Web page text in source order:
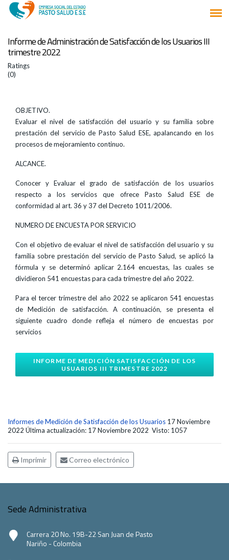
Informe de Administración de Satisfacción de los Usuarios III
trimestre 2022
Ratings
(0)
OBJETIVO.
Evaluar el nivel de satisfacción del usuario y su familia sobre
prestación del servicio de Pasto Salud ESE, apalancando en los
procesos de mejoramiento continuo.
ALCANCE.
Conocer y Evaluar el grado de satisfacción de los usuarios
respecto a los servicios que ofrece Pasto Salud ESE de
conformidad al art. 36 y 37 del Decreto 1011/2006.
NUMERO DE ENCUESTA POR SERVICIO
Con el objetivo de evaluar el nivel de satisfacción del usuario y su
familia sobre prestación del servicio de Pasto Salud, se aplicó la
fórmula y se determinó aplicar 2.164 encuestas, las cuales se
dividieron 541 encuestas para cada trimestre del año 2022.
Para el tercer trimestre del año 2022 se aplicaron 541 encuestas
de Medición de satisfacción. A continuación, se presenta el
siguiente cuadro donde refleja el número de encuestas por
servicios
INFORME DE MEDICIÓN SATISFACCIÓN DE LOS
USUARIOS III TRIMESTRE 2022
Informes de Medición de Satisfacción de los Usuarios 17 Noviembre
2022 Última actualización: 17 Noviembre 2022 Visto: 1057
Imprimir Correo electrónico
Sede Administrativa
Carrera 20 No. 19B-22 San Juan de Pasto
Nariño - Colombia